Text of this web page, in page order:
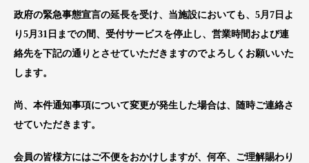
政府の緊急事態宣言の延長を受け、当施設においても、5月7 日よ
り 5月31 日までの間、受付サービスを停止し、営業時間および連
絡先を下記の通りとさせていただきますのでよろしくお願いいた
します。
尚、本件通知事項について変更が発生した場合は、随時ご連絡さ
せていただきます。
会員の皆様方にはご不便をおかけしますが、何卒、ご理解賜わり